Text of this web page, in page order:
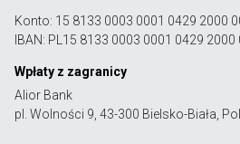
Konto: 15 8133 0003 0001 0429 2000
IBAN: PL15 8133 0003 0001 0429 2000
Wpłaty z zagranicy
Alior Bank
pl. Wolności 9, 43-300 Bielsko-Biała,